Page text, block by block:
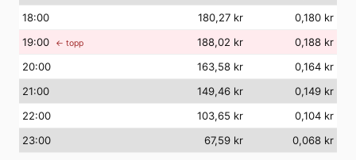
18:00 180,27 kr
0,180 kr
19:00 ← topp 188,02 kr
0,188 kr
20:00 163,58 kr
0,164 kr
21:00 149,46 kr
0,149 kr
22:00 103,65 kr
0,104 kr
23:00 67,59 kr 0,068 kr